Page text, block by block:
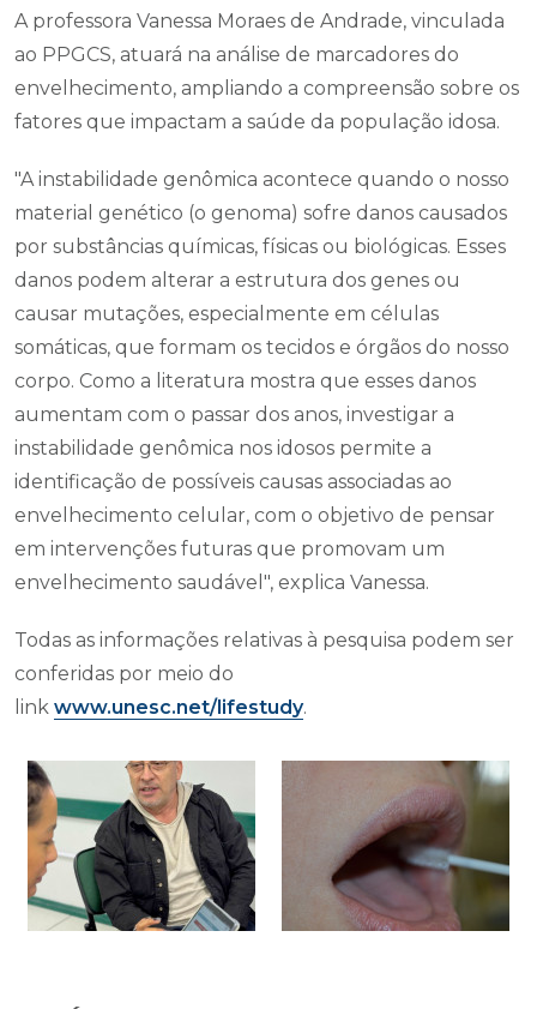
A professora Vanessa Moraes de Andrade, vinculada
ao PPGCS, atuará na análise de marcadores do
envelhecimento, ampliando a compreensão sobre os
fatores que impactam a saúde da população idosa.
"A instabilidade genômica acontece quando o nosso
material genético (o genoma) sofre danos causados
por substâncias químicas, físicas ou biológicas. Esses
danos podem alterar a estrutura dos genes ou
causar mutações, especialmente em células
somáticas, que formam os tecidos e órgãos do nosso
corpo. Como a literatura mostra que esses danos
aumentam com o passar dos anos, investigar a
instabilidade genômica nos idosos permite a
identificação de possíveis causas associadas ao
envelhecimento celular, com o objetivo de pensar
em intervenções futuras que promovam um
envelhecimento saudável", explica Vanessa.
Todas as informações relativas à pesquisa podem ser
conferidas por meio do
link www.unesc.net/lifestudy.